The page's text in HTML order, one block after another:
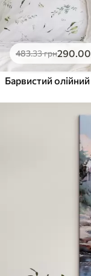
483.33грн290.00